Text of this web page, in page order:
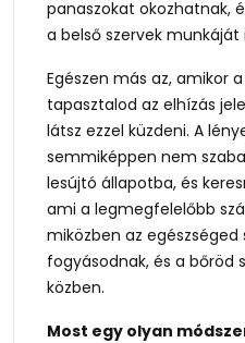
panaszokat okozhatnak,
a belső szervek munkáját
Egészen más az, amikor
tapasztalod az elhízás
látsz ezzel küzdeni. A
semmiképpen nem
lesújtó állapotba, és
ami a legmegfelelőbb
miközben az
fogyásodnak, és a bőröd
közben.
Most egy olyan